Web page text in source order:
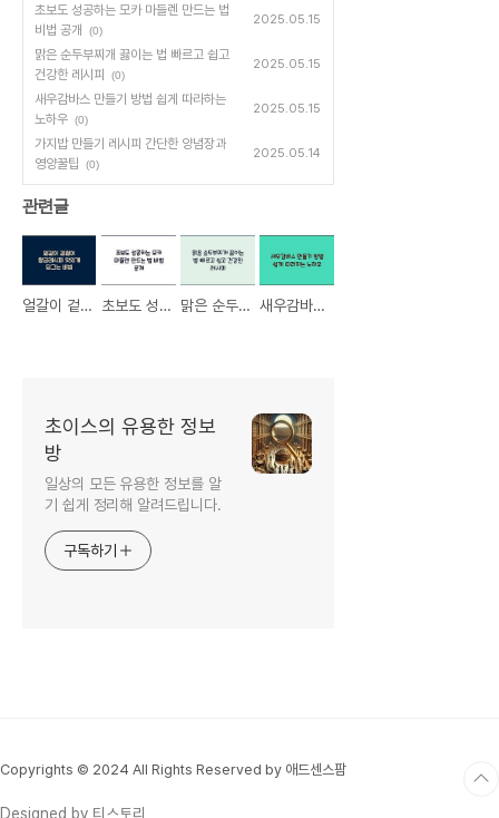
초보도 성공하는 모카 마들렌 만드는 법
비법 공개
(0)
2025.05.15
맑은 순두부찌개 끓이는 법 빠르고 쉽고
건강한 레시피
(0)
2025.05.15
새우감바스 만들기 방법 쉽게 따라하는
노하우 (0)
2025.05.15
가지밥 만들기 레시피 간단한 양념장과
영양꿀팁
(0)
2025.05.14
관련글
얼갈이 겉절이 황금레시피 맛있게 담그는 비법 초보도 성공하는 모카 마들렌 만드는 법 비법 공개 맑은 순두부찌개 끓이는 법 빠르고 쉽고 건강한 레시피 새우감바스 만들기 방법 쉽게 따라하는 노하우
초이스의 유용한 정보
방
일상의 모든 유용한 정보를 알
기 쉽게 정리해 알려드립니다.
구독하기
Copyrights © 2024 All Rights Reserved by 애드센스팜
Designed by 티스토리